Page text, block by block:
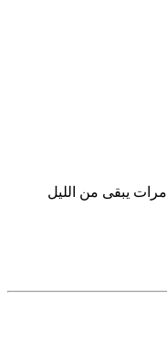
الشيب المبكر هو شيب وراثيلاعلاج له ولا انصح بالصبغات اما المريمة او العفص كزيوت هي تعطي الوان سواد ولا ضرر من اساخدامها مجتمعة او منفردة كدهان بالاسبوع 3مرات يبقى من الليل